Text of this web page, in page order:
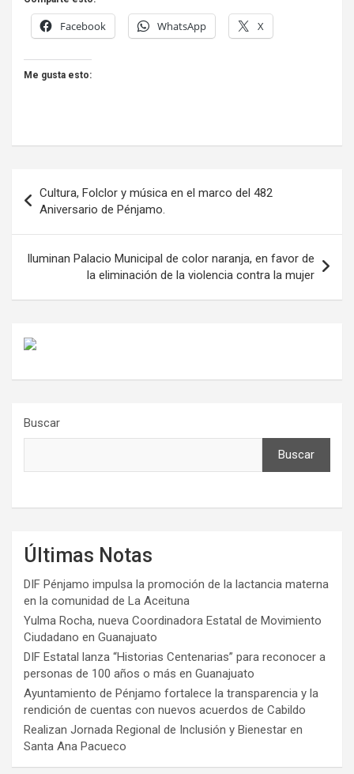
Facebook WhatsApp X
Me gusta esto:
de
entradas
Cultura, Folclor y música en el marco del 482
Aniversario de Pénjamo.
Iluminan Palacio Municipal de color naranja, en favor de
la eliminación de la violencia contra la mujer
Buscar
Buscar
Últimas Notas
DIF Pénjamo impulsa la promoción de la lactancia materna
en la comunidad de La Aceituna
Yulma Rocha, nueva Coordinadora Estatal de Movimiento
Ciudadano en Guanajuato
DIF Estatal lanza “Historias Centenarias” para reconocer a
personas de 100 años o más en Guanajuato
Ayuntamiento de Pénjamo fortalece la transparencia y la
rendición de cuentas con nuevos acuerdos de Cabildo
Realizan Jornada Regional de Inclusión y Bienestar en
Santa Ana Pacueco